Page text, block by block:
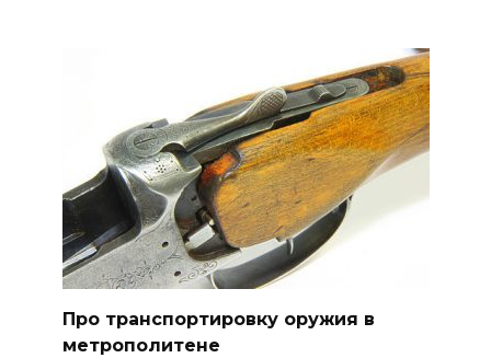
Про транспортировку оружия в
метрополитене